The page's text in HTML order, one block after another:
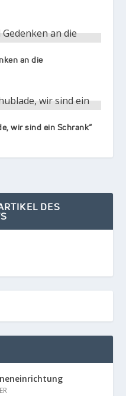
an die
wir sind ein Schrank“
DES